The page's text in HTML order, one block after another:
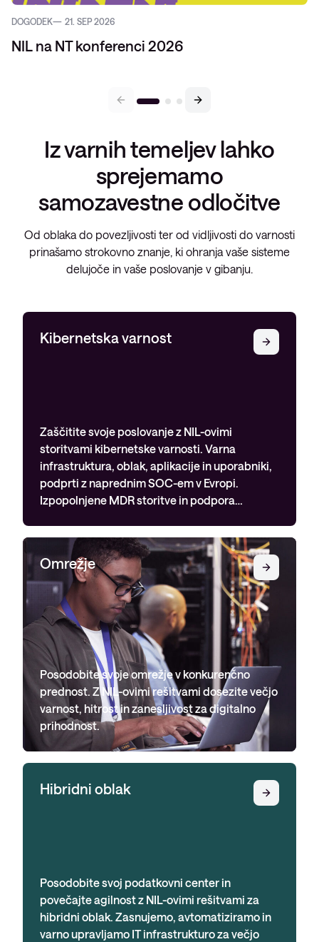
DOGODEK 21. SEP 2026
NIL na NT konferenci 2026
Iz varnih temeljev lahko
sprejemamo
samozavestne odločitve
Od oblaka do povezljivosti ter od vidljivosti do varnosti
prinašamo strokovno znanje, ki ohranja vaše sisteme
delujoče in vaše poslovanje v gibanju.
Kibernetska varnost
Zaščitite svoje poslovanje z NIL-ovimi
storitvami kibernetske varnosti. Varna
infrastruktura, oblak, aplikacije in uporabniki,
podprti z naprednim SOC-em v Evropi.
Izpopolnjene MDR storitve in podpora…
Omrežje
Posodobite svoje omrežje v konkurenčno
prednost. Z NIL-ovimi rešitvami dosezite večjo
varnost, hitrost in zanesljivost za digitalno
prihodnost.
Hibridni oblak
Posodobite svoj podatkovni center in
povečajte agilnost z NIL-ovimi rešitvami za
hibridni oblak. Zasnujemo, avtomatiziramo in
varno upravljamo IT infrastrukturo za večjo